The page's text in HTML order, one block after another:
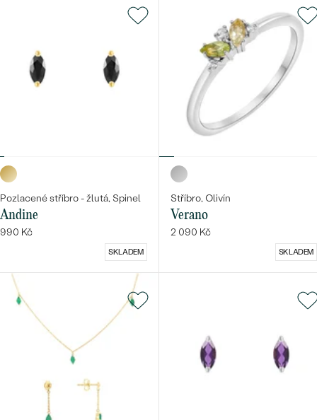
Pozlacené stříbro - žlutá, Spinel
Andine
990 Kč
SKLADEM
Stříbro, Olivín
Verano
2 090 Kč
SKLADEM